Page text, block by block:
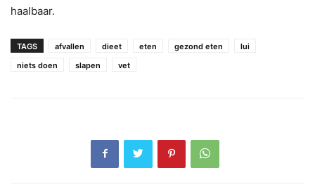
haalbaar.
TAGS afvallen dieet eten gezond eten
lui
niets doen
slapen vet